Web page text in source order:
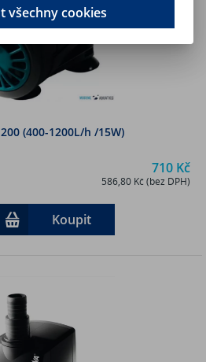
(400-1200L/h /15W)
710 Kč
586,80 Kč (bez DPH)
Koupit
všechny cookies